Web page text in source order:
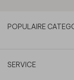
POPULAIRE
SERVICE